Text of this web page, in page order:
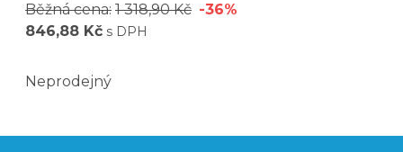
Běžná cena: 1 318,90 Kč -36%
846,88 Kč s DPH
Neprodejný